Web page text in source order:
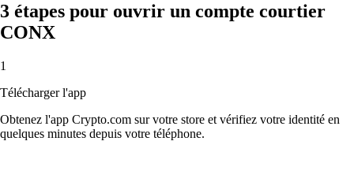
3 étapes pour ouvrir un compte courtier
CONX
1
Télécharger l'app
Obtenez l'app Crypto.com sur votre store et vérifiez votre identité en
quelques minutes depuis votre téléphone.